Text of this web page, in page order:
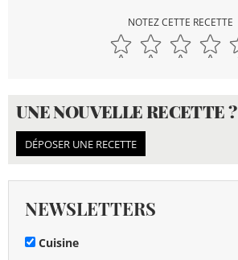
NOTEZ CETTE RECETTE
UNE NOUVELLE RECETTE ?
DÉPOSER UNE RECETTE
NEWSLETTERS
Cuisine